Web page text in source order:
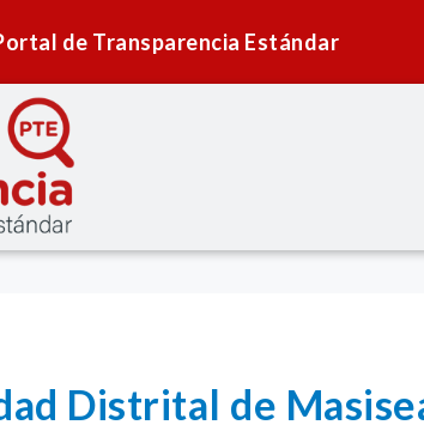
de Transparencia Estándar
Distrital de